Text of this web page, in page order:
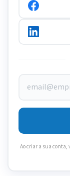
Ao criar a sua conta,